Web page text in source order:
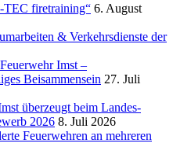
firetraining“ 6. August
& Verkehrsdienste der
Imst –
Beisammensein 27. Juli
überzeugt beim Landes-
2026 8. Juli 2026
Feuerwehren an mehreren